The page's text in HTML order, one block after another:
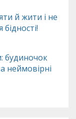
й жити і не
будиночок
неймовірні